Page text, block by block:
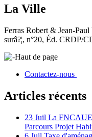
La Ville
Ferras Robert & Jean-
surâ?¦, n°20, Éd. CRDP/
Haut de page
Contactez-nous
Articles récents
23 Juil La FNCAUE
Parcours Projet